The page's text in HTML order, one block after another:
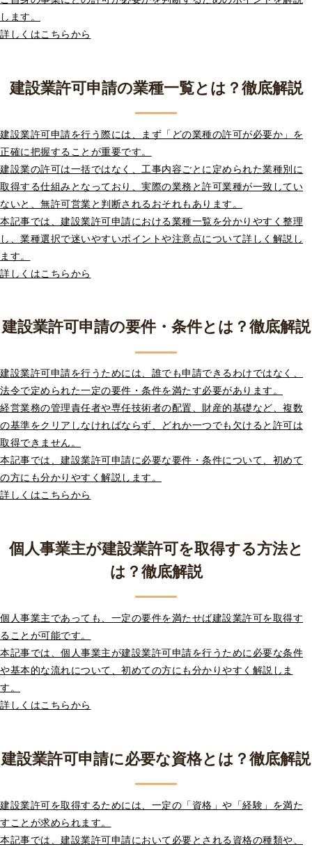
します。
詳しくはこちらから
建設業許可申請の業種一覧とは？徹底解説
建設業許可申請を行う際には、まず「どの業種の許可が必要か」を
正確に把握することが重要です。
建設業の許可は一括ではなく、工事内容ごとに定められた業種別に
取得する仕組みとなっており、実際の業務と許可業種が一致してい
ないと、無許可営業と判断されるおそれもあります。
本記事では、建設業許可申請における業種一覧を分かりやすく整理
し、業種選択で迷いやすいポイントや注意点について詳しく解説し
ます。
詳しくはこちらから
建設業許可申請の要件・条件とは？徹底解説
建設業許可申請を行うためには、誰でも申請できるわけではなく、
法令で定められた一定の要件・条件を満たす必要があります。
経営業務の管理責任者や専任技術者の配置、財産的基礎など、複数
の基準をクリアしなければならず、どれか一つでも欠けると許可は
取得できません。
本記事では、建設業許可申請に必要な要件・条件について、初めて
の方にも分かりやすく解説します。
詳しくはこちらから
個人事業主が建設業許可を取得する方法と
は？徹底解説
個人事業主であっても、一定の要件を満たせば建設業許可を取得す
ることが可能です。
本記事では、個人事業主が建設業許可申請を行うために必要な条件
や基本的な流れについて、初めての方にも分かりやすく解説しま
す。
詳しくはこちらから
建設業許可申請に必要な資格とは？徹底解説
建設業許可を取得するためには、一定の「資格」や「経験」を満た
すことが求められます。
本記事では、建設業許可申請において必要とされる資格の種類や、